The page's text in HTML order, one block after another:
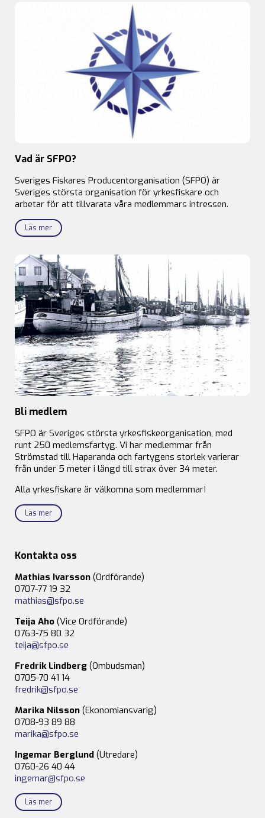
Vad är SFPO?
Sveriges Fiskares Producentorganisation (SFPO) är
Sveriges största organisation för yrkesfiskare och
arbetar för att tillvarata våra medlemmars intressen.
Läs mer
Bli medlem
SFPO är Sveriges största yrkesfiskeorganisation, med
runt 250 medlemsfartyg. Vi har medlemmar från
Strömstad till Haparanda och fartygens storlek varierar
från under 5 meter i längd till strax över 34 meter.
Alla yrkesfiskare är välkomna som medlemmar!
Läs mer
Kontakta oss
Mathias Ivarsson (Ordförande)
0707-77 19 32
mathias@sfpo.se
Teija Aho (Vice Ordförande)
0763-75 80 32
teija@sfpo.se
Fredrik Lindberg (Ombudsman)
0705-70 41 14
fredrik@sfpo.se
Marika Nilsson (Ekonomiansvarig)
0708-93 89 88
marika@sfpo.se
Ingemar Berglund (Utredare)
0760-26 40 44
ingemar@sfpo.se
Läs mer